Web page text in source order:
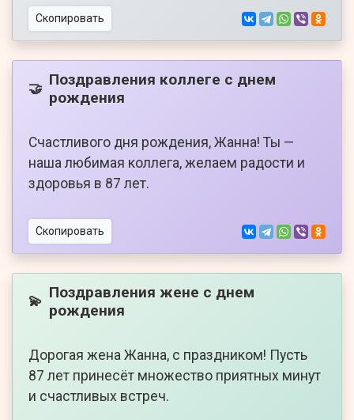
Скопировать
🤝 Поздравления коллеге с днем
рождения
Счастливого дня рождения, Жанна! Ты —
наша любимая коллега, желаем радости и
здоровья в 87 лет.
Скопировать
💫 Поздравления жене с днем
рождения
Дорогая жена Жанна, с праздником! Пусть
87 лет принесёт множество приятных минут
и счастливых встреч.